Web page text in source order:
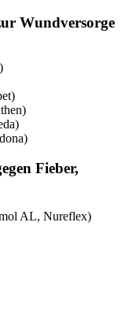
Wundversorge
Fieber,
AL, Nureflex)